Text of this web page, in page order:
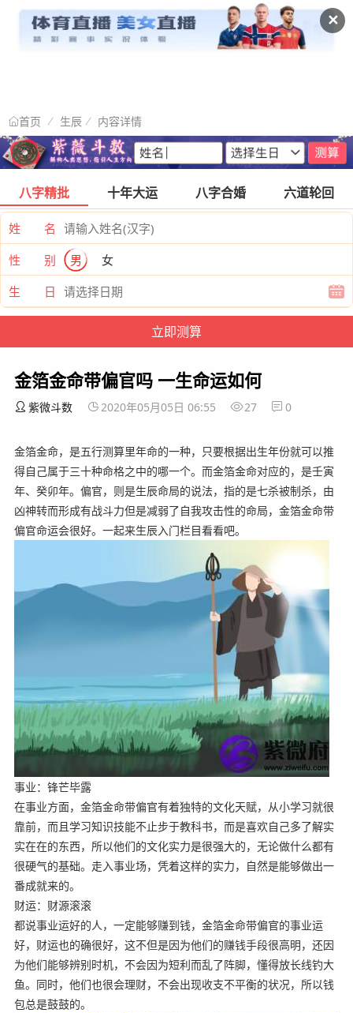
✕
首页 生辰 内容详情
八字精批 十年大运 八字合婚 六道轮回
姓 名
性 别
男
女
生 日
金箔金命带偏官吗 一生命运如何
紫微斗数 2020年05月05日 06:55 27 0
金箔金命，是五行测算里年命的一种，只要根据出生年份就可以推
得自己属于三十种命格之中的哪一个。而金箔金命对应的，是壬寅
年、癸卯年。偏官，则是生辰命局的说法，指的是七杀被制杀，由
凶神转而形成有战斗力但是减弱了自我攻击性的命局，金箔金命带
偏官命运会很好。一起来生辰入门栏目看看吧。
事业：锋芒毕露
在事业方面，金箔金命带偏官有着独特的文化天赋，从小学习就很
靠前，而且学习知识技能不止步于教科书，而是喜欢自己多了解实
实在在的东西，所以他们的文化实力是很强大的，无论做什么都有
很硬气的基础。走入事业场，凭着这样的实力，自然是能够做出一
番成就来的。
财运：财源滚滚
都说事业运好的人，一定能够赚到钱，金箔金命带偏官的事业运
好，财运也的确很好，这不但是因为他们的赚钱手段很高明，还因
为他们能够辨别时机，不会因为短利而乱了阵脚，懂得放长线钓大
鱼。同时，他们也很会理财，不会出现收支不平衡的状况，所以钱
包总是鼓鼓的。